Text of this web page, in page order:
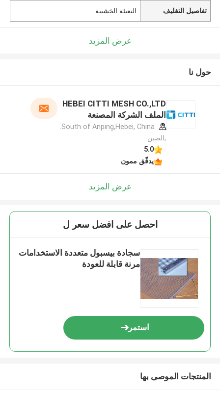
تفاصيل التغليف التعبئة الخشبية
عرض المزيد
حول نا
HEBEI CITTI MESH CO.,LTD
الملف الشركة المصنعة
,الصين
5.0
يدقّق ممون
عرض المزيد
احصل على افضل سعر ل
سجادة بيسبول متعددة الاستخدامات
مرنة قابلة للعودة
استمر
المنتجات الموصى بها